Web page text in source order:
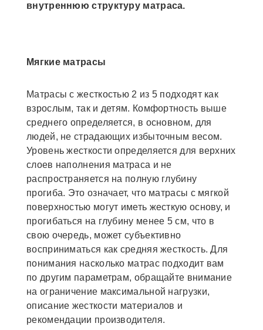
внутреннюю структуру матраса.
Мягкие матрасы
Матрасы с жесткостью 2 из 5 подходят как
взрослым, так и детям. Комфортность выше
среднего определяется, в основном, для
людей, не страдающих избыточным весом.
Уровень жесткости определяется для верхних
слоев наполнения матраса и не
распространяется на полную глубину
прогиба. Это означает, что матрасы с мягкой
поверхностью могут иметь жесткую основу, и
прогибаться на глубину менее 5 см, что в
свою очередь, может субъективно
восприниматься как средняя жесткость. Для
понимания насколько матрас подходит вам
по другим параметрам, обращайте внимание
на ограничение максимальной нагрузки,
описание жесткости материалов и
рекомендации производителя.